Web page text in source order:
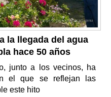
la llegada del agua
hace 50 años
junto a los vecinos, ha
el que se reflejan las
este hito